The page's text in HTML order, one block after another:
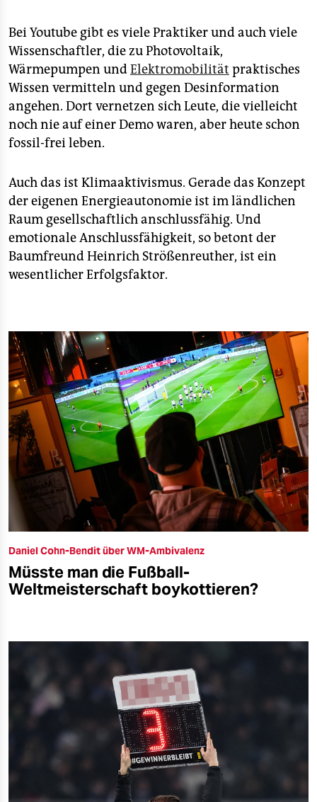
Bei Youtube gibt es viele Praktiker und auch viele
Wissenschaftler, die zu Photovoltaik,
Wärmepumpen undElektromobilität praktisches
Wissen vermitteln und gegen Desinformation
angehen. Dort vernetzen sich Leute, die vielleicht
noch nie auf einer Demo waren, aber heute schon
fossil-frei leben.
Auch das ist Klimaaktivismus. Gerade das Konzept
der eigenen Energieautonomie ist im ländlichen
Raum gesellschaftlich anschlussfähig. Und
emotionale Anschlussfähigkeit, so betont der
Baumfreund Heinrich Strößenreuther, ist ein
wesentlicher Erfolgsfaktor.
Daniel Cohn-Bendit über WM-Ambivalenz
Müsste man die Fußball-
Weltmeisterschaft boykottieren?